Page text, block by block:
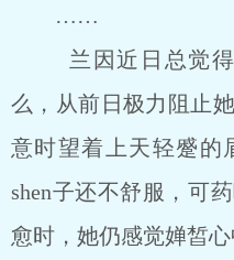
……
兰因近日总觉得
么，从前日极力阻止
意时望着上天轻蹙的
shen子还不舒服，可
愈时，她仍感觉婵皙心